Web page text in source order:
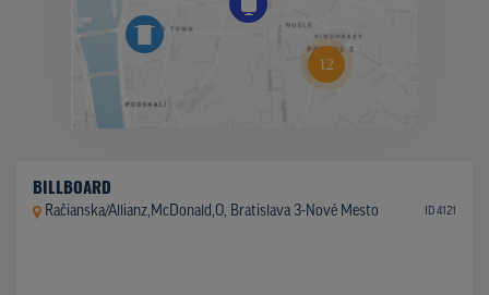
BILLBOARD
Račianska/Allianz,McDonald,O, Bratislava 3-Nové Mesto ID 4121